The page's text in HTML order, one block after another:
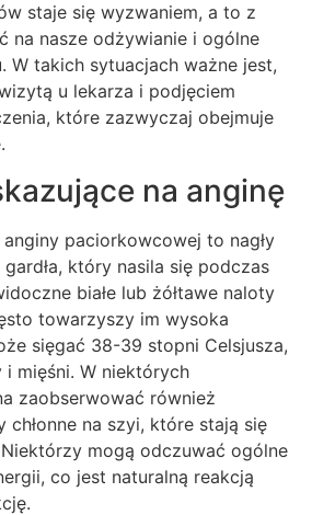
staje się wyzwaniem, a to z
na nasze odżywianie i ogólne
W takich sytuacjach ważne jest,
u lekarza i podjęciem
które zazwyczaj obejmuje
na anginę
anginy paciorkowcowej to nagły
który nasila się podczas
białe lub żółtawe naloty
towarzyszy im wysoka
sięgać 38-39 stopni Celsjusza,
i mięśni. W niektórych
zaobserwować również
chłonne na szyi, które stają się
mogą odczuwać ogólne
co jest naturalną reakcją